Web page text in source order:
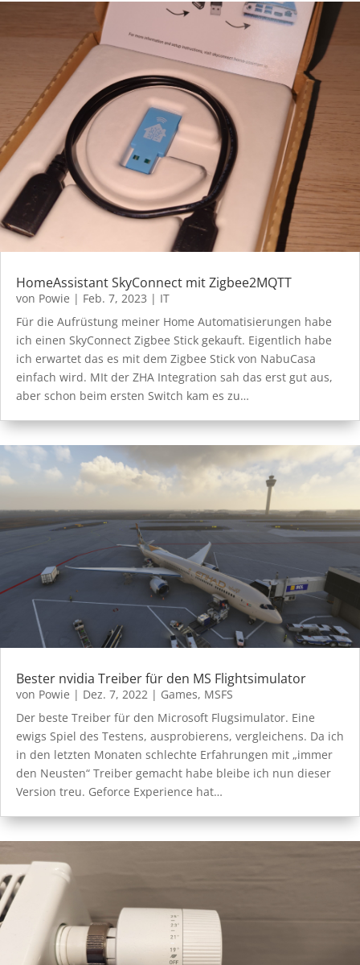
HomeAssistant SkyConnect mit Zigbee2MQTT
von Powie | Feb. 7, 2023 | IT
Für die Aufrüstung meiner Home Automatisierungen habe
ich einen SkyConnect Zigbee Stick gekauft. Eigentlich habe
ich erwartet das es mit dem Zigbee Stick von NabuCasa
einfach wird. MIt der ZHA Integration sah das erst gut aus,
aber schon beim ersten Switch kam es zu…
Bester nvidia Treiber für den MS Flightsimulator
von Powie | Dez. 7, 2022 | Games, MSFS
Der beste Treiber für den Microsoft Flugsimulator. Eine
ewigs Spiel des Testens, ausprobierens, vergleichens. Da ich
in den letzten Monaten schlechte Erfahrungen mit „immer
den Neusten“ Treiber gemacht habe bleibe ich nun dieser
Version treu. Geforce Experience hat…